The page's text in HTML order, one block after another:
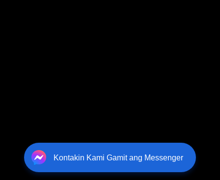
Kontakin Kami Gamit ang Messenger